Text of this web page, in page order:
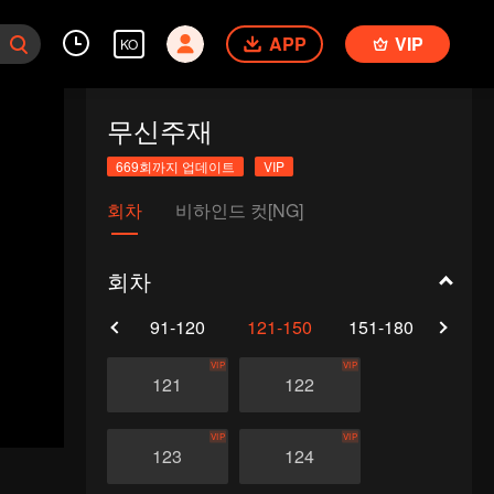
KO APP VIP
무신주재
669회까지 업데이트 VIP
회차 비하인드 컷[NG]
회차
91-120 121-150 151-180
121
VIP
122
VIP
123
VIP
124
VIP